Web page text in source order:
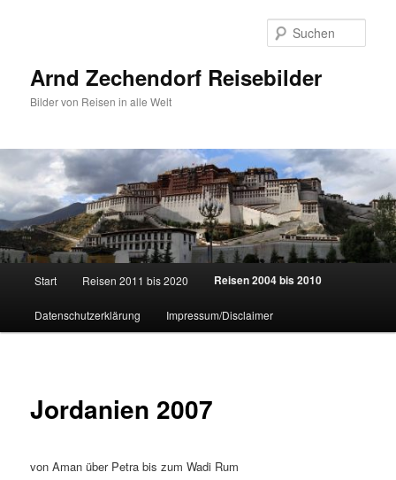
Arnd Zechendorf Reisebilder
Bilder von Reisen in alle Welt
Start Reisen 2011 bis 2020 Reisen 2004 bis 2010
Datenschutzerklärung Impressum/Disclaimer
Jordanien 2007
von Aman über Petra bis zum Wadi Rum